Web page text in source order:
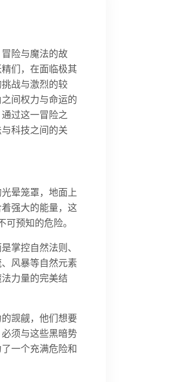
险与魔法的故
们，在面临极其
战与激烈的较
间权力与命运的
过这一冒险之
科技之间的关
晕笼罩，地面上
强大的能量，这
预知的危险。
掌控自然法则、
风暴等自然元素
力量的完美结
觊觎，他们想要
须与这些黑暗势
一个充满危险和